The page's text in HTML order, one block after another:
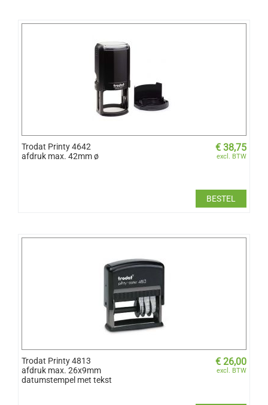
Trodat Printy 4642
afdruk max. 42mm ø
€ 38,75
excl. BTW
BESTEL
Trodat Printy 4813
afdruk max. 26x9mm
datumstempel met tekst
€ 26,00
excl. BTW